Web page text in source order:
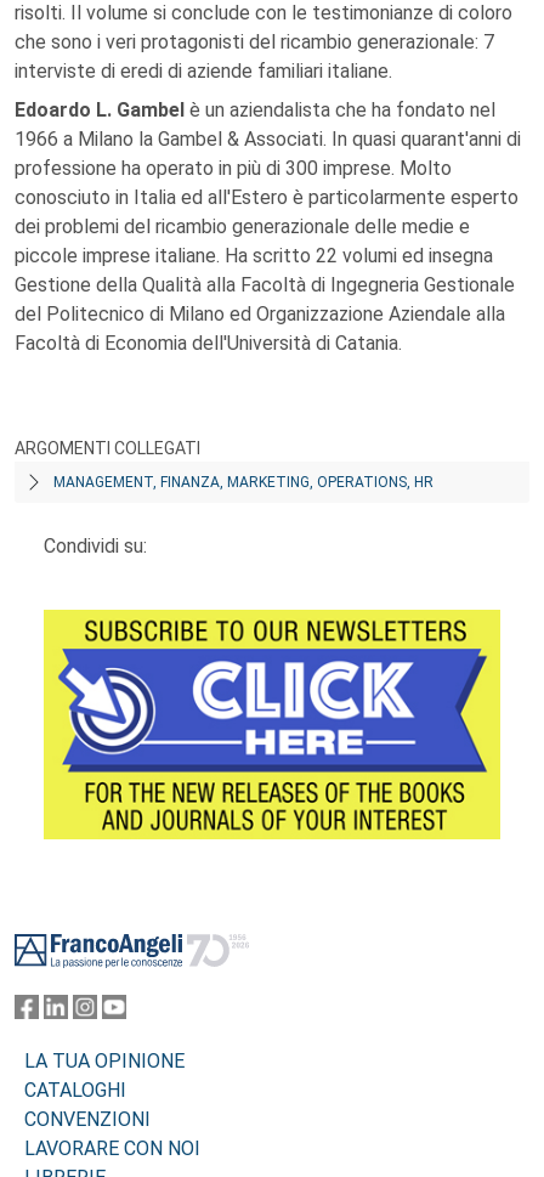
risolti. Il volume si conclude con le testimonianze di coloro
che sono i veri protagonisti del ricambio generazionale: 7
interviste di eredi di aziende familiari italiane.
Edoardo L. Gambel è un aziendalista che ha fondato nel
1966 a Milano la Gambel & Associati. In quasi quarant'anni di
professione ha operato in più di 300 imprese. Molto
conosciuto in Italia ed all'Estero è particolarmente esperto
dei problemi del ricambio generazionale delle medie e
piccole imprese italiane. Ha scritto 22 volumi ed insegna
Gestione della Qualità alla Facoltà di Ingegneria Gestionale
del Politecnico di Milano ed Organizzazione Aziendale alla
Facoltà di Economia dell'Università di Catania.
ARGOMENTI COLLEGATI
MANAGEMENT, FINANZA, MARKETING, OPERATIONS, HR
Condividi su:
LA TUA OPINIONE
CATALOGHI
CONVENZIONI
LAVORARE CON NOI